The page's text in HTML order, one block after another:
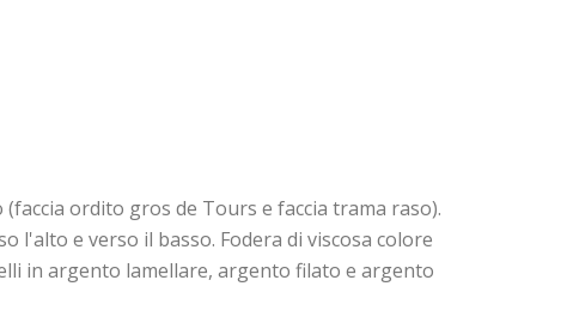
ordito gros de Tours e faccia trama raso).
e verso il basso. Fodera di viscosa colore
in argento lamellare, argento filato e argento